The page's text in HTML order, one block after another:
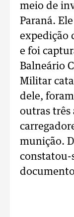
meio de
Paraná.
expedição
e foi
Balneário
Militar
dele,
outras três
munição.
constatou-